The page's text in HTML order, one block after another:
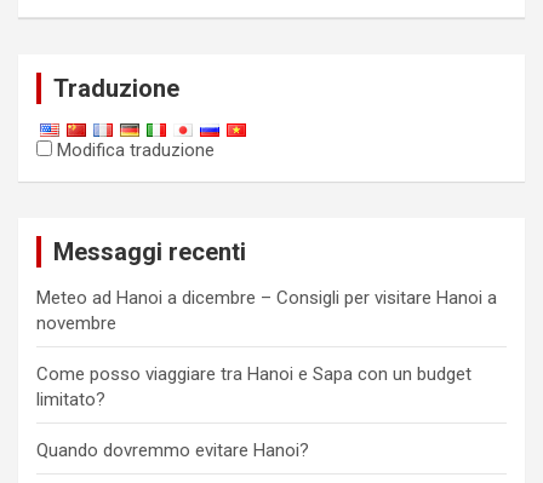
Traduzione
Modifica traduzione
Messaggi recenti
Meteo ad Hanoi a dicembre – Consigli per visitare Hanoi a
novembre
Come posso viaggiare tra Hanoi e Sapa con un budget
limitato?
Quando dovremmo evitare Hanoi?